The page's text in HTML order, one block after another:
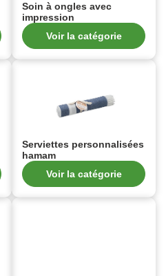
Soin à ongles avec
impression
Voir la catégorie
Serviettes personnalisées
hamam
Voir la catégorie